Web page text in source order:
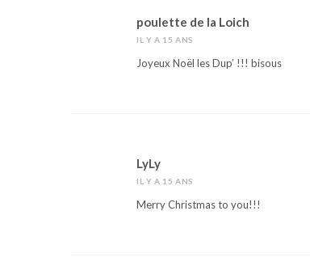
poulette de la Loich
IL Y A 15 ANS
Joyeux Noël les Dup’ !!! bisous
LyLy
IL Y A 15 ANS
Merry Christmas to you!!!